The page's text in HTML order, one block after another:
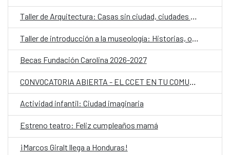
Taller de Arquitectura: Casas sin ciudad, ciudades sin casas: estrategias para la vivienda colectiva contemporánea
Becas Fundación Carolina 2026-2027
CONVOCATORIA ABIERTA - EL CCET EN TU COMUNIDAD
Actividad infantil: Ciudad imaginaria
Estreno teatro: Feliz cumpleaños mamá
¡Marcos Giralt llega a Honduras!